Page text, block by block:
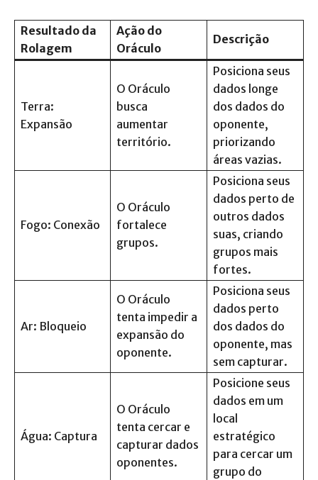
Resultado da
Rolagem
Ação do
Oráculo
Descrição
Terra:
Expansão
O Oráculo
busca
aumentar
território.
Posiciona seus
dados longe
dos dados do
oponente,
priorizando
áreas vazias.
Fogo: Conexão
O Oráculo
fortalece
grupos.
Posiciona seus
dados perto de
outros dados
suas, criando
grupos mais
fortes.
Ar: Bloqueio
O Oráculo
tenta impedir a
expansão do
oponente.
Posiciona seus
dados perto
dos dados do
oponente, mas
sem capturar.
Água: Captura
O Oráculo
tenta cercar e
capturar dados
oponentes.
Posicione seus
dados em um
local
estratégico
para cercar um
grupo do